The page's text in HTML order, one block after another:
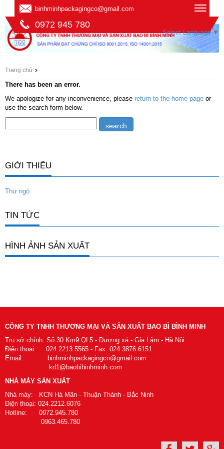
binhminhpackagingco@gmail.com
0972 945 780
Select Language ▼
Trang chủ
There has been an error.
We apologize for any inconvenience, please return to the home page or
use the search form below.
GIỚI THIỆU
Thư ngỏ
TIN TỨC
HÌNH ẢNH SẢN XUẤT
CÔNG TY TNHH THƯƠNG MẠI VÀ SẢN XUẤT BAO BÌ BÌNH MINH
Trụ sở chính: Số 30 Km9 QL5 - Dương xá - Gia Lâm - Hà Nội
Điện thoại: 024.2213.5565 - Fax: 024.3876.6151
Email: binhminhpackagingco@gmail.com
kd1@baobibinhminh.com
NHÀ MÁY SẢN XUẤT
Nhà máy: KCN Hà Mãn - Thuận Thành - Bắc Ninh
Điện thoại: 024.2212.6076
Hotline: 0972.945.780
0963.465.780